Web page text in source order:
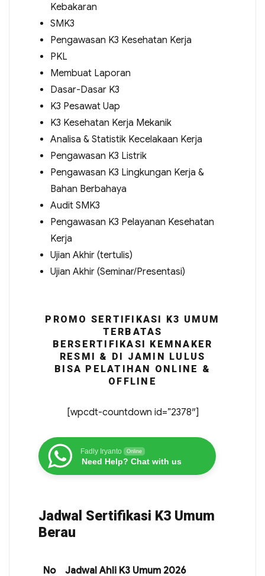
Kebakaran
SMK3
Pengawasan K3 Kesehatan Kerja
PKL
Membuat Laporan
Dasar-Dasar K3
K3 Pesawat Uap
K3 Kesehatan Kerja Mekanik
Analisa & Statistik Kecelakaan Kerja
Pengawasan K3 Listrik
Pengawasan K3 Lingkungan Kerja &
Bahan Berbahaya
Audit SMK3
Pengawasan K3 Pelayanan Kesehatan
Kerja
Ujian Akhir (tertulis)
Ujian Akhir (Seminar/Presentasi)
PROMO SERTIFIKASI K3 UMUM
TERBATAS
BERSERTIFIKASI KEMNAKER
RESMI & DI JAMIN LULUS
BISA PELATIHAN ONLINE &
OFFLINE
[wpcdt-countdown id=”2378″]
Fadly Iryanto Online
Need Help? Chat with us
Jadwal Sertifikasi K3 Umum
Berau
No Jadwal Ahli K3 Umum 2026